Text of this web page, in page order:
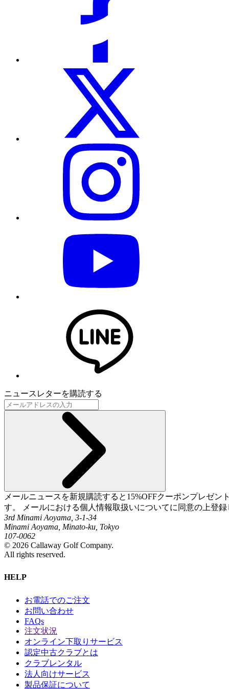
ニュースレターを購読する
メールニュースを新規購読すると15%OFFクーポンプレゼ
す。 メールにおける個人情報取扱いについてに同意の上登
3rd Minami Aoyama, 3-1-34
Minami Aoyama, Minato-ku, Tokyo
107-0062
© 2026 Callaway Golf Company.
All rights reserved.
HELP
お電話でのご注文
お問い合わせ
FAQs
注文状況
オンライン下取りサービス
認定中古クラブとは
クラブレンタル
法人向けサービス
製品保証について